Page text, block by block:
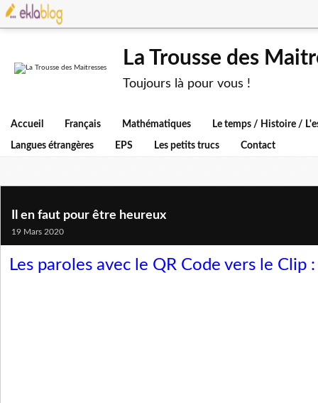
La Trousse des
Toujours là pour vous !
Accueil Français Mathématiques Le temps / Histoire /
Langues étrangères EPS Les petits trucs Contact
Il en faut pour être heureux
19 Mars 2020
Les paroles avec le QR Code vers le Clip :